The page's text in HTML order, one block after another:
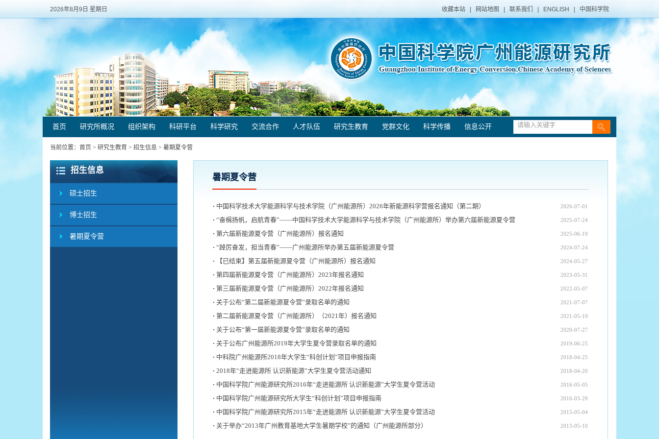
2026年8月9日 星期日 收藏本站 网站地图 联系我们 ENGLISH 中国科学院
首页 研究所概况 组织架构 科研平台 科学研究 交流合作 人才队伍 研究生教育 党群文化 科学传播 信息公开
当前位置： 首页 > 研究生教育 > 招生信息 > 暑期夏令营
招生信息
硕士招生
博士招生
暑期夏令营
暑期夏令营
2026-07-01
中国科学技术大学能源科学与技术学院（广州能源所）2026年新能源科学营报名通知（第二期）
2025-07-24
“奋楫扬帆，启航青春”——中国科学技术大学能源科学与技术学院（广州能源所）举办第六届新能源夏令营
2025-06-19
第六届新能源夏令营（广州能源所）报名通知
2024-07-24
“踔厉奋发，担当青春”——广州能源所举办第五届新能源夏令营
2024-05-27
【已结束】第五届新能源夏令营（广州能源所）报名通知
2023-05-31
第四届新能源夏令营（广州能源所）2023年报名通知
2022-05-07
第三届新能源夏令营（广州能源所）2022年报名通知
2021-07-07
关于公布“第二届新能源夏令营”录取名单的通知
2021-05-19
第二届新能源夏令营（广州能源所）（2021年）报名通知
2020-07-27
关于公布“第一届新能源夏令营”录取名单的通知
2019-06-25
关于公布广州能源所2019年大学生夏令营录取名单的通知
2018-04-25
中科院广州能源所2018年大学生“科创计划”项目申报指南
2018-04-20
2018年“走进能源所 认识新能源”大学生夏令营活动通知
2016-05-05
中国科学院广州能源研究所2016年“走进能源所 认识新能源”大学生夏令营活动
2016-03-29
中国科学院广州能源研究所大学生“科创计划”项目申报指南
2015-05-04
中国科学院广州能源研究所2015年“走进能源所 认识新能源”大学生夏令营活动
2013-05-10
关于举办“2013年广州教育基地大学生暑期学校”的通知（广州能源所部分）